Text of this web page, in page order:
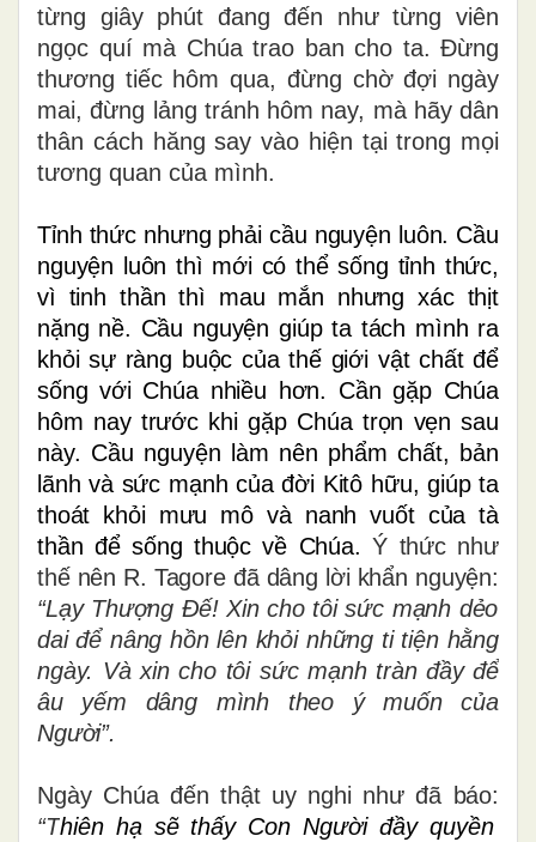
từng giây phút đang đến như từng viên
ngọc quí mà Chúa trao ban cho ta. Đừng
thương tiếc hôm qua, đừng chờ đợi ngày
mai, đừng lảng tránh hôm nay, mà hãy dân
thân cách hăng say vào hiện tại trong mọi
tương quan của mình.
Tỉnh thức nhưng phải cầu nguyện luôn. Cầu
nguyện luôn thì mới có thể sống tỉnh thức,
vì tinh thần thì mau mắn nhưng xác thịt
nặng nề. Cầu nguyện giúp ta tách mình ra
khỏi sự ràng buộc của thế giới vật chất để
sống với Chúa nhiều hơn. Cần gặp Chúa
hôm nay trước khi gặp Chúa trọn vẹn sau
này. Cầu nguyện làm nên phẩm chất, bản
lãnh và sức mạnh của đời Kitô hữu, giúp ta
thoát khỏi mưu mô và nanh vuốt của tà
thần để sống thuộc về Chúa.Ý thức như
thế nên R. Tagore đã dâng lời khẩn nguyện:
“Lạy Thượng Đế! Xin cho tôi sức mạnh dẻo
dai để nâng hồn lên khỏi những ti tiện hằng
ngày. Và xin cho tôi sức mạnh tràn đầy để
âu yếm dâng mình theo ý muốn của
Người”.
Ngày Chúa đến thật uy nghi như đã báo:
“Thiên hạ sẽ thấy Con Người đầy quyền